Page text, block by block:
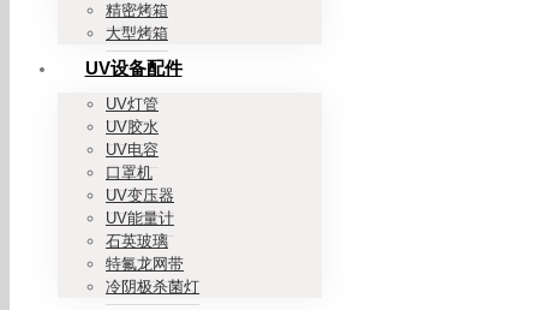
精密烤箱
大型烤箱
UV设备配件
UV灯管
UV胶水
UV电容
口罩机
UV变压器
UV能量计
石英玻璃
特氟龙网带
冷阴极杀菌灯